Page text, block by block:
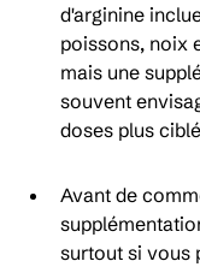
d'arginine
poissons, noix
mais une
souvent
doses plus
Avant de
surtout si vous